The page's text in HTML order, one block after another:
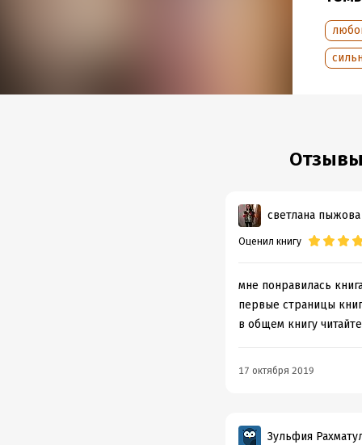
светлана пыжова
Оценил книгу
мне понравилась
первые страницы
в общем книгу
17 октября 2019
Зульфия